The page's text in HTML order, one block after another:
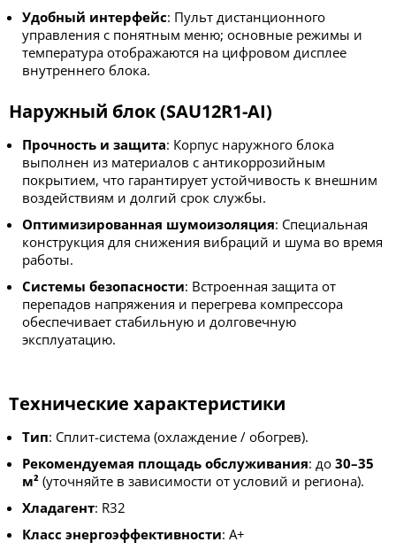
Удобный интерфейс: Пульт дистанционного
управления с понятным меню; основные режимы и
температура отображаются на цифровом дисплее
внутреннего блока.
Наружный блок (SAU12R1-AI)
Прочность и защита: Корпус наружного блока
выполнен из материалов с антикоррозийным
покрытием, что гарантирует устойчивость к внешним
воздействиям и долгий срок службы.
Оптимизированная шумоизоляция: Специальная
конструкция для снижения вибраций и шума во время
работы.
Системы безопасности: Встроенная защита от
перепадов напряжения и перегрева компрессора
обеспечивает стабильную и долговечную
эксплуатацию.
Технические характеристики
Тип: Сплит-система (охлаждение / обогрев).
Рекомендуемая площадь обслуживания: до 30–35
м² (уточняйте в зависимости от условий и региона).
Хладагент: R32
Класс энергоэффективности: А+